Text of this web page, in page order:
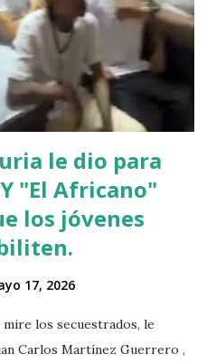
le dio para
"El Africano"
los jóvenes
17, 2026
los secuestrados, le
Carlos Martínez Guerrero ,